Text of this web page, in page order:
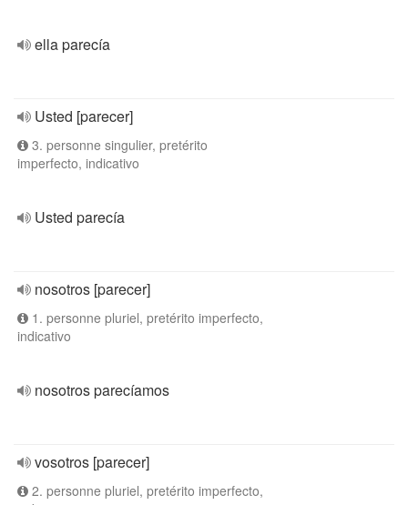
ella parecía
Usted [parecer]
3. personne singulier, pretérito
imperfecto, indicativo
Usted parecía
nosotros [parecer]
1. personne pluriel, pretérito imperfecto,
indicativo
nosotros parecíamos
vosotros [parecer]
2. personne pluriel, pretérito imperfecto,